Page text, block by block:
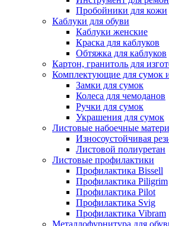
Пробойники для кожи
Каблуки для обуви
Каблуки женские
Краска для каблуков
Обтяжка для каблуков
Картон, гранитоль для
Комплектующие для сумок
Замки для сумок
Колеса для чемоданов
Ручки для сумок
Украшения для сумок
Листовые набоечные
Износоустойчивая
Листовой полиуретан
Листовые профилактики
Профилактика Bissell
Профилактика Piligrim
Профилактика Pilot
Профилактика Svig
Профилактика Vibram
Металлофурнитура для